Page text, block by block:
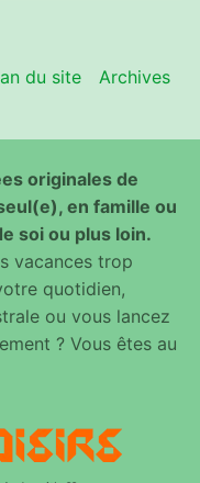
du site
Archives
originales de
en famille ou
soi ou plus loin.
vacances trop
quotidien,
ou vous lancez
? Vous êtes au